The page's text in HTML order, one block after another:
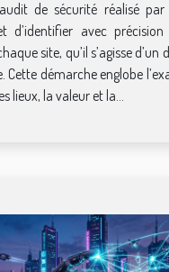
de sécurité réalisé
d’identifier avec
site, qu’il s’agisse d’un
Cette démarche englobe
lieux, la valeur et la...